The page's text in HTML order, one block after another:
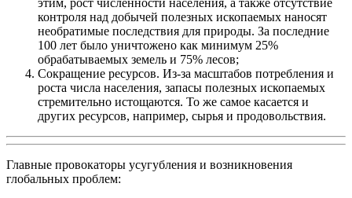
этим, рост численности населения, а также отсутствие
контроля над добычей полезных ископаемых наносят
необратимые последствия для природы. За последние
100 лет было уничтожено как минимум 25%
обрабатываемых земель и 75% лесов;
Сокращение ресурсов. Из-за масштабов потребления и
роста числа населения, запасы полезных ископаемых
стремительно истощаются. То же самое касается и
других ресурсов, например, сырья и продовольствия.
Главные провокаторы усугубления и возникновения
глобальных проблем: